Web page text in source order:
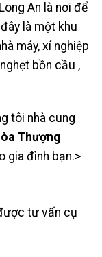
An là nơi để
là một khu
máy, xí nghiệp
bồn cầu ,
tôi nhà cung
Thượng
gia đình bạn.>
tư vấn cụ